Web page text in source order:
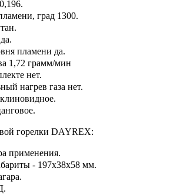
град 1300.
пламени да.
1,72 грамм/мин
нет.
нагрев газа нет.
горелки DAYREX:
применения.
- 197х38х58 мм.